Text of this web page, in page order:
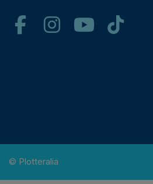
© Plotteralia